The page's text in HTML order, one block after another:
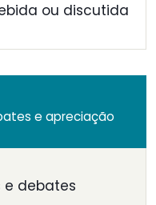
ou discutida
e apreciação
e debates